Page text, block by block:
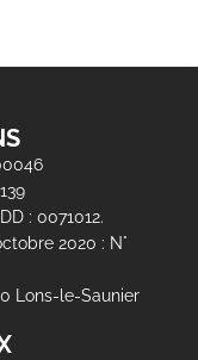
: 0071012.
2020 : N°
Lons-le-Saunier